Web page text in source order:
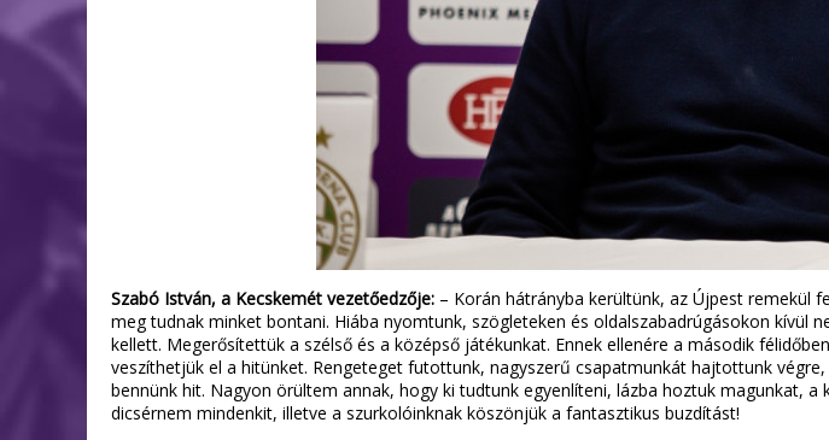
Szabó István, a Kecskemét vezetőedzője: – Korán hátrányba kerültünk, az Újpest remekül
meg tudnak minket bontani. Hiába nyomtunk, szögleteken és oldalszabadrúgásokon
kellett. Megerősítettük a szélső és a középső játékunkat. Ennek ellenére a második
veszíthetjük el a hitünket. Rengeteget futottunk, nagyszerű csapatmunkát hajtottunk
bennünk hit. Nagyon örültem annak, hogy ki tudtunk egyenlíteni, lázba hoztuk magunkat,
dicsérnem mindenkit, illetve a szurkolóinknak köszönjük a fantasztikus buzdítást!